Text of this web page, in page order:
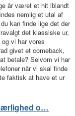
år været et hit iblandt
nemlig et utal af
kan finde lige det der
det klassiske ur,
vi har vores
givet et comeback,
betale? Selvom vi har
når vi skal finde
faktisk at have et ur
o…